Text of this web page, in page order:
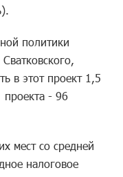
политики
в этот проект 1,5
- 96
мест со средней
налоговое